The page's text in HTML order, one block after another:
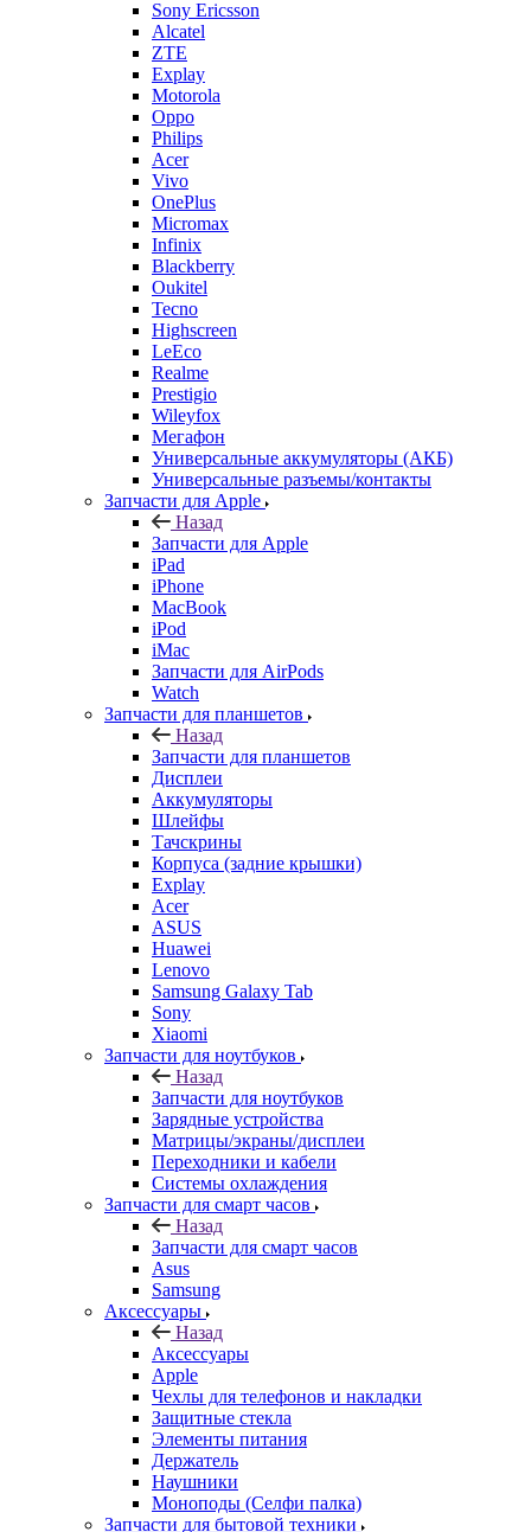
Sony Ericsson
Alcatel
ZTE
Explay
Motorola
Oppo
Philips
Acer
Vivo
OnePlus
Micromax
Infinix
Blackberry
Oukitel
Tecno
Highscreen
LeEco
Realme
Prestigio
Wileyfox
Мегафон
Универсальные аккумуляторы (АКБ)
Универсальные разъемы/контакты
Запчасти для Apple
Назад
Запчасти для Apple
iPad
iPhone
MacBook
iPod
iMac
Запчасти для AirPods
Watch
Запчасти для планшетов
Назад
Запчасти для планшетов
Дисплеи
Аккумуляторы
Шлейфы
Тачскрины
Корпуса (задние крышки)
Explay
Acer
ASUS
Huawei
Lenovo
Samsung Galaxy Tab
Sony
Xiaomi
Запчасти для ноутбуков
Назад
Запчасти для ноутбуков
Зарядные устройства
Матрицы/экраны/дисплеи
Переходники и кабели
Системы охлаждения
Запчасти для смарт часов
Назад
Запчасти для смарт часов
Asus
Samsung
Аксессуары
Назад
Аксессуары
Apple
Чехлы для телефонов и накладки
Защитные стекла
Элементы питания
Держатель
Наушники
Моноподы (Селфи палка)
Запчасти для бытовой техники